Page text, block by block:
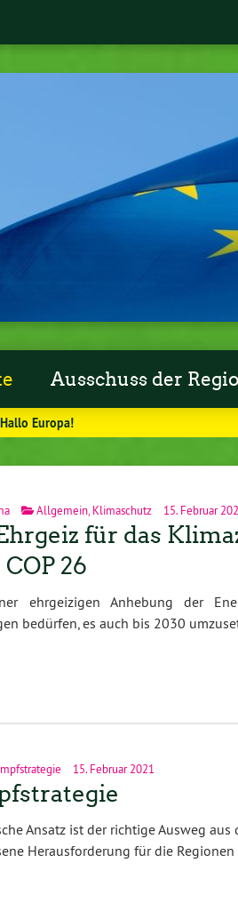
Ausschuss der
Hallo Europa!
Allgemein Klimaschutz 15. Februar
für das
26
ehrgeizigen Anhebung der
bedürfen, es auch bis 2030
15. Februar 2021
Ansatz ist der richtige Ausweg
Herausforderung für die